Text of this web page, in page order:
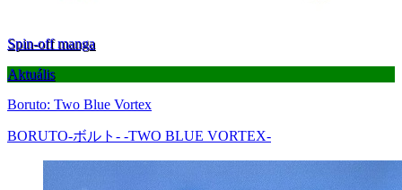
Spin-off manga
Aktuális
Boruto: Two Blue Vortex
BORUTO-ボルト- -TWO BLUE VORTEX-